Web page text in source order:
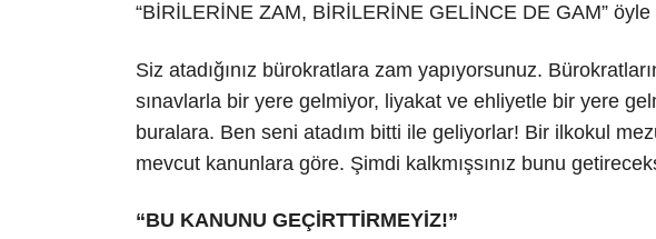
“BİRİLERİNE ZAM, BİRİLERİNE GELİNCE DE GAM” öyle
Siz atadığınız bürokratlara zam yapıyorsunuz.
sınavlarla bir yere gelmiyor, liyakat ve ehliyetle bir yere
buralara. Ben seni atadım bitti ile geliyorlar! Bir ilkokul
mevcut kanunlara göre. Şimdi kalkmışsınız bunu
“BU KANUNU GEÇİRTTİRMEYİZ!”